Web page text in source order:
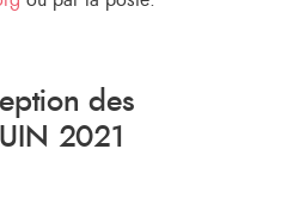
des
2021